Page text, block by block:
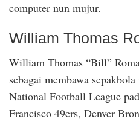
computer nun mujur.
William Thomas
William Thomas “Bill”
sebagai membawa
National Football League
Francisco 49ers, Denver